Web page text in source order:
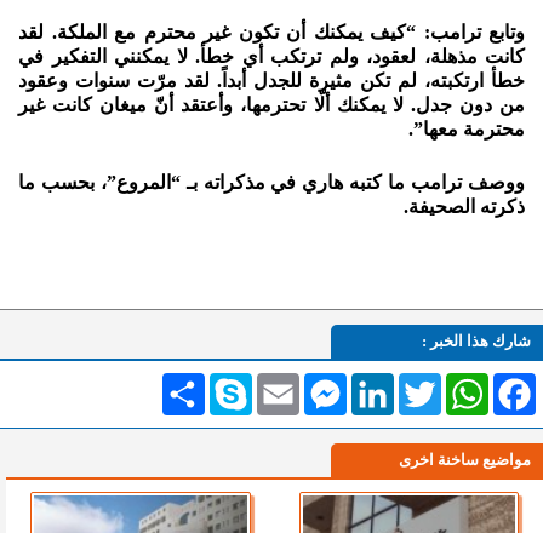
وتابع ترامب: “كيف يمكنك أن تكون غير محترم مع الملكة. لقد
كانت مذهلة، لعقود، ولم ترتكب أي خطأ. لا يمكنني التفكير في
خطأ ارتكبته، لم تكن مثيرة للجدل أبداً. لقد مرّت سنوات وعقود
من دون جدل. لا يمكنك ألّا تحترمها، وأعتقد أنّ ميغان كانت غير
محترمة معها”.
ووصف ترامب ما كتبه هاري في مذكراته بـ “المروع”، بحسب ما
ذكرته الصحيفة.
شارك هذا الخبر :
انشر Skype Email
MessengerLinkedInTwitterWhatsAppFacebook
مواضيع ساخنة اخرى